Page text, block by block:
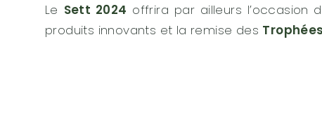
Le Sett 2024 offrira par ailleurs l’occasion
produits innovants et la remise des